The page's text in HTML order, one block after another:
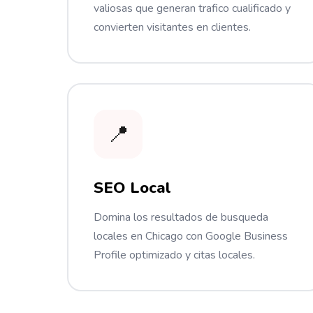
valiosas que generan trafico cualificado y
convierten visitantes en clientes.
📍
SEO Local
Domina los resultados de busqueda
locales en Chicago con Google Business
Profile optimizado y citas locales.